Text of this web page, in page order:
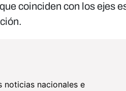
coinciden con los ejes
noticias nacionales e